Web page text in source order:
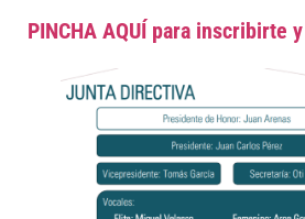
PINCHA AQUÍ para inscribirte